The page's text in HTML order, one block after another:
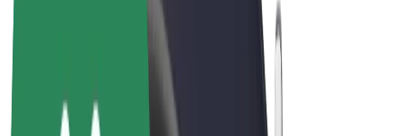
Bolt Plus